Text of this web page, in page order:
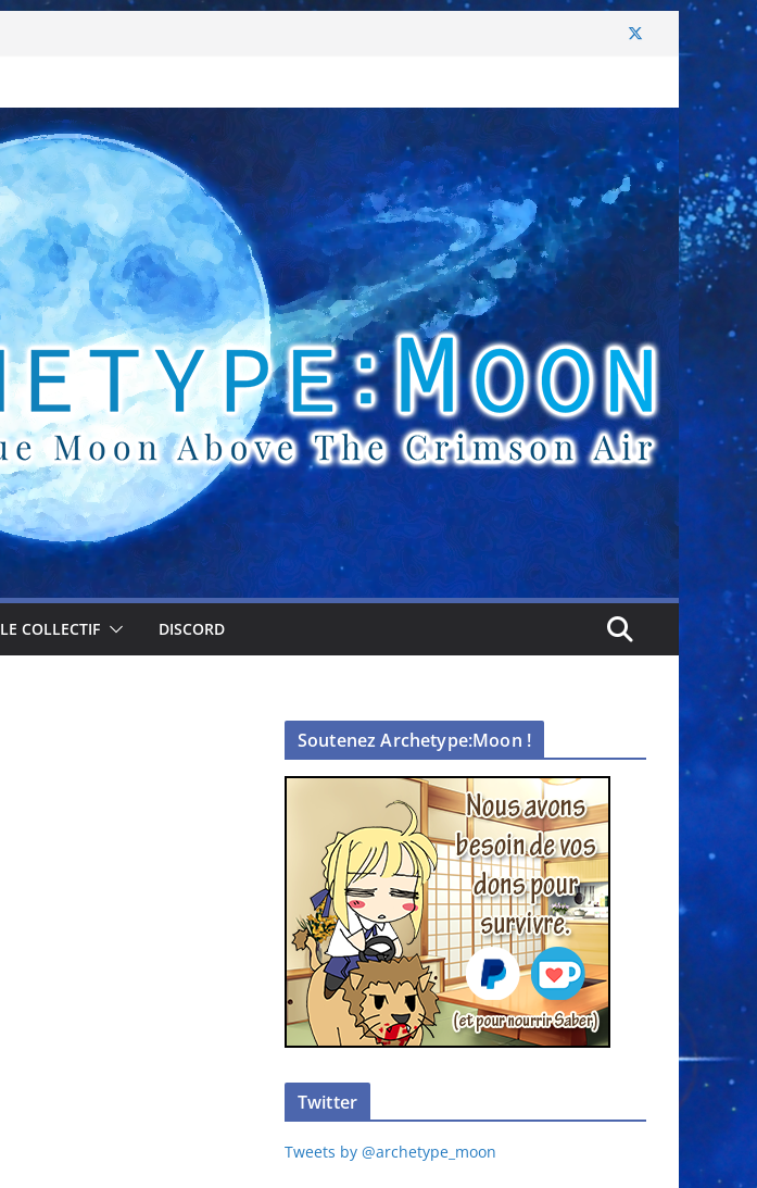
LE COLLECTIF DISCORD
Soutenez Archetype:Moon !
Twitter
Tweets by @archetype_moon